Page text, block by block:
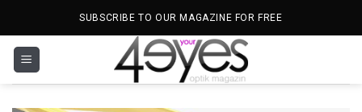
SUBSCRIBE TO OUR MAGAZINE FOR FREE